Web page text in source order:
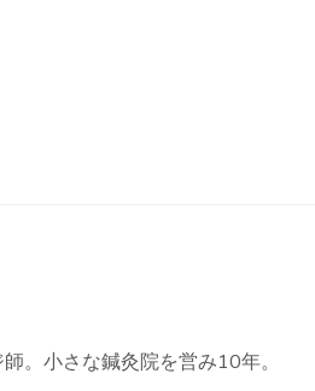
。小さな鍼灸院を営み10年。